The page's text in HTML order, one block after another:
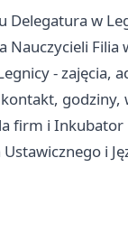
Delegatura w
Nauczycieli
- zajęcia,
godziny,
firm i Inkubator
i